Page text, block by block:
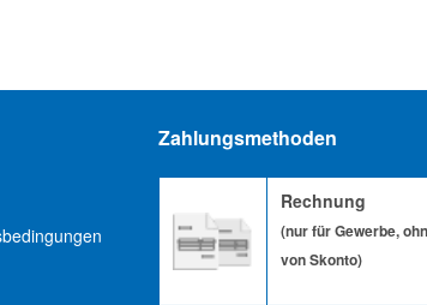
Zahlungsmethoden
Rechnung
(nur für Gewerbe,
von Skonto)